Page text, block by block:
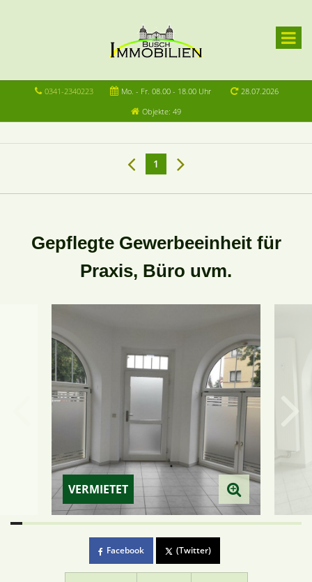
0341-2340223 Mo. - Fr. 08.00 - 18.00 Uhr
28.07.2026
Objekte: 49
1
Gepflegte Gewerbeeinheit für
Praxis, Büro uvm.
VERMIETET
Facebook (Twitter)